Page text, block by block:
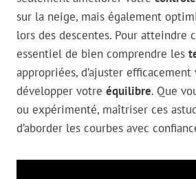
sur la neige, mais également
lors des descentes. Pour atteindre
essentiel de bien comprendre les
appropriées, d’ajuster efficacement
développer votre équilibre. Que
ou expérimenté, maîtriser ces
d’aborder les courbes avec